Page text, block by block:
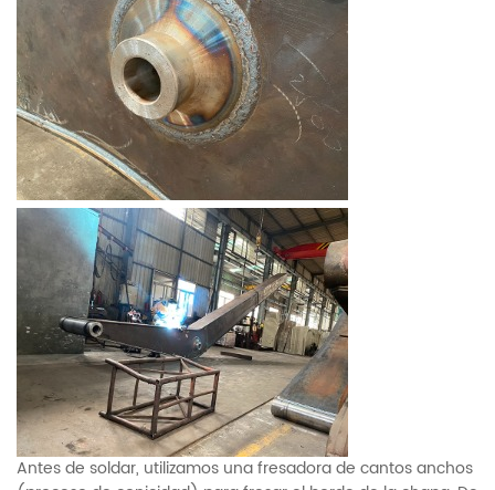
Antes de soldar, utilizamos una fresadora de cantos anchos